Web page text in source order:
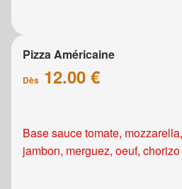
Pizza Américaine
Dès 12.00 €
Base sauce tomate,
jambon, merguez, oeuf, chorizo